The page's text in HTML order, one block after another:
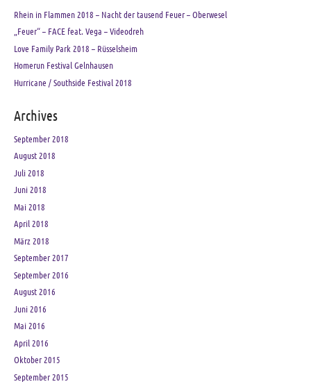
Rhein in Flammen 2018 – Nacht der tausend Feuer – Oberwesel
„Feuer“ – FACE feat. Vega – Videodreh
Love Family Park 2018 – Rüsselsheim
Homerun Festival Gelnhausen
Hurricane / Southside Festival 2018
Archives
September 2018
August 2018
Juli 2018
Juni 2018
Mai 2018
April 2018
März 2018
September 2017
September 2016
August 2016
Juni 2016
Mai 2016
April 2016
Oktober 2015
September 2015